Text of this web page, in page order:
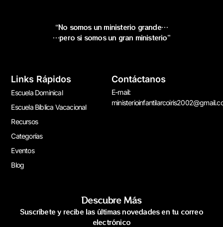
“No somos un ministerio grande…
…pero si somos un gran ministerio”
Links Rápidos
Escuela Dominical
Escuela Bíblica Vacacional
Recursos
Categorías
Eventos
Blog
Contáctanos
E-mail:
Descubre Más
Suscríbete y recibe las últimas novedades en tu correo
electrónico